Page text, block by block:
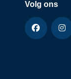
Volg ons